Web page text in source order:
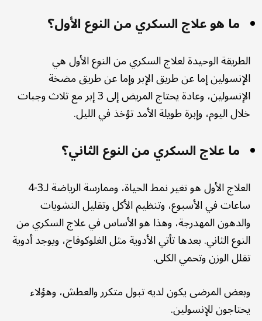
ما هو علاج السكري من النوع الأول؟
الطريقة الوحيدة لعلاج السكري من النوع الأول هي
الإنسولين إما عن طريق الإبر وإما عن طريق مضخة
الإنسولين، وعادة يحتاج المريض إلى 3 إبر مع ثلاث وجبات
خلال اليوم، وإبرة طويلة الأمد تؤخذ في الليل.
ما علاج السكري من النوع الثاني؟
العلاج الأول هو تغير نمط الحياة، وممارسة الرياضة لـ3-4
ساعات في الأسبوع، وتنظيم الأكل وتقليل النشويات
والدهون المهدرجة، وهذا هو الأساس في علاج السكري من
النوع الثاني. بعدها تأتي الأدوية مثل الغلوكوفاج، ويوجد أدوية
تقلل الوزن وتحمي الكلى.
وبعض المرضى يكون لديه تبول متكرر والعطش، وهؤلاء
يحتاجون للإنسولين.